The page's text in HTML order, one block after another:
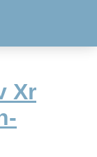
Xr